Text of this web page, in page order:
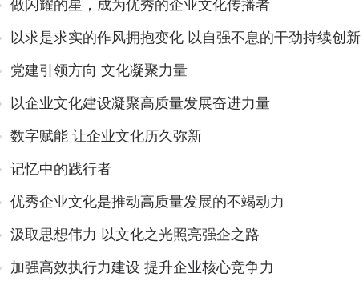
做闪耀的星，成为优秀的企业文化传播者
以求是求实的作风拥抱变化 以自强不息的干劲持续创新
党建引领方向 文化凝聚力量
以企业文化建设凝聚高质量发展奋进力量
数字赋能 让企业文化历久弥新
记忆中的践行者
优秀企业文化是推动高质量发展的不竭动力
汲取思想伟力 以文化之光照亮强企之路
加强高效执行力建设 提升企业核心竞争力